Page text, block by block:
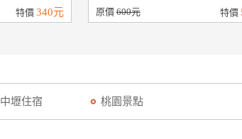
特價340元 原價600元 特價
中壢住宿 桃園景點